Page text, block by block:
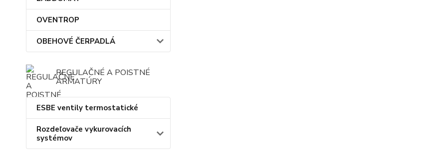
OVENTROP
OBEHOVÉ ČERPADLÁ
REGULAČNÉ A POISTNÉ
ARMATÚRY
ESBE ventily termostatické
Rozdeľovače vykurovacích
systémov